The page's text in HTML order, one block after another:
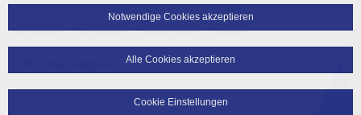
Impressum Disclaimer Datenschutz Sitemap
Notwendige Cookies akzeptieren
Alle Cookies akzeptieren
Cookie Einstellungen